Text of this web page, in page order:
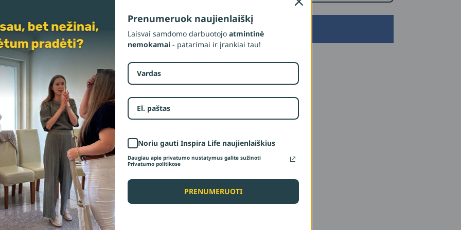
– pardavimo taisyklės
Prenumeruoti
Prenumeruok naujienlaiškį
Laisvai samdomo darbuotojo atmintinė
nemokamai - patarimai ir įrankiai tau!
Noriu gauti Inspira Life naujienlaiškius
Daugiau apie privatumo nustatymus galite sužinoti
Privatumo politikose
PRENUMERUOTI